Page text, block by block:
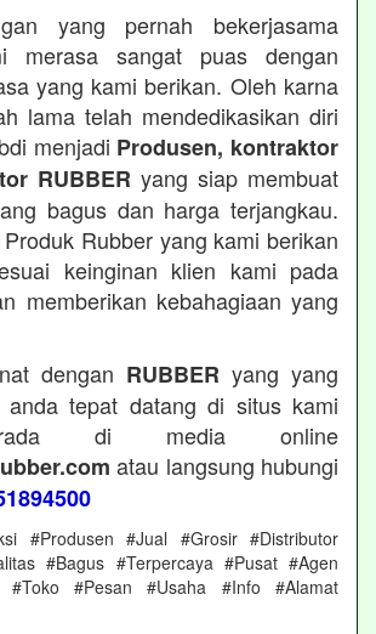
yang pernah bekerjasama
merasa sangat puas dengan
yang kami berikan. Oleh karna
lama telah mendedikasikan diri
menjadi Produsen, kontraktor
RUBBER yang siap membuat
bagus dan harga terjangkau.
Rubber yang kami berikan
keinginan klien kami pada
memberikan kebahagiaan yang
dengan RUBBER yang yang
anda tepat datang di situs kami
di media online
atau langsung hubungi
#Produsen #Jual #Grosir #Distributor
#Bagus #Terpercaya #Pusat #Agen
#Toko #Pesan #Usaha #Info #Alamat